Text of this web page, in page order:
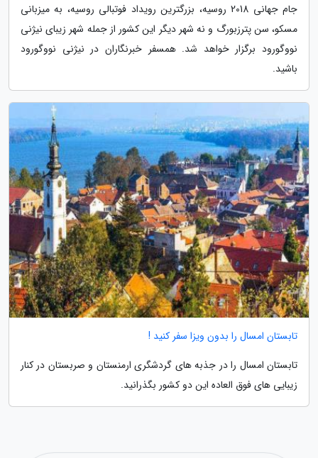
جام جهانی 2018 روسیه، بزرگترین رویداد فوتبالی روسیه، به میزبانی
مسکو، سن پترزبورگ و نه شهر دیگر این کشور از جمله شهر زیبای نیژنی
نووگورود برگزار خواهد شد. همسفر خبرنگاران در نیژنی نووگورود
باشید.
تابستان امسال را بدون ویزا سفر کنید !
تابستان امسال را در جذبه های گردشگری ارمنستان و صربستان در کنار
زیبایی های فوق العاده این دو کشور بگذرانید.